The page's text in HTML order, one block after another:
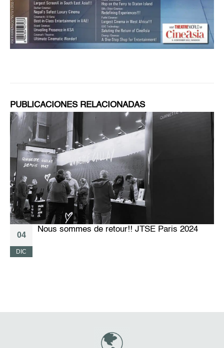
PUBLICACIONES RELACIONADAS
04
DIC
Nous sommes de retour!! JTSE Paris 2024